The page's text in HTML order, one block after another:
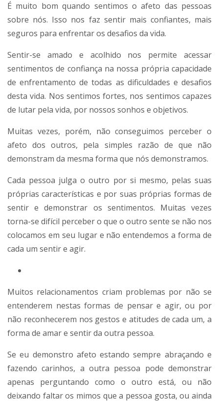
É muito bom quando sentimos o afeto das pessoas
sobre nós. Isso nos faz sentir mais confiantes, mais
seguros para enfrentar os desafios da vida.
Sentir-se amado e acolhido nos permite acessar
sentimentos de confiança na nossa própria capacidade
de enfrentamento de todas as dificuldades e desafios
desta vida. Nos sentimos fortes, nos sentimos capazes
de lutar pela vida, por nossos sonhos e objetivos.
Muitas vezes, porém, não conseguimos perceber o
afeto dos outros, pela simples razão de que não
demonstram da mesma forma que nós demonstramos.
Cada pessoa julga o outro por si mesmo, pelas suas
próprias características e por suas próprias formas de
sentir e demonstrar os sentimentos. Muitas vezes
torna-se difícil perceber o que o outro sente se não nos
colocamos em seu lugar e não entendemos a forma de
cada um sentir e agir.
Muitos relacionamentos criam problemas por não se
entenderem nestas formas de pensar e agir, ou por
não reconhecerem nos gestos e atitudes de cada um, a
forma de amar e sentir da outra pessoa.
Se eu demonstro afeto estando sempre abraçando e
fazendo carinhos, a outra pessoa pode demonstrar
apenas perguntando como o outro está, ou não
deixando faltar os mimos que a pessoa gosta, ou ainda